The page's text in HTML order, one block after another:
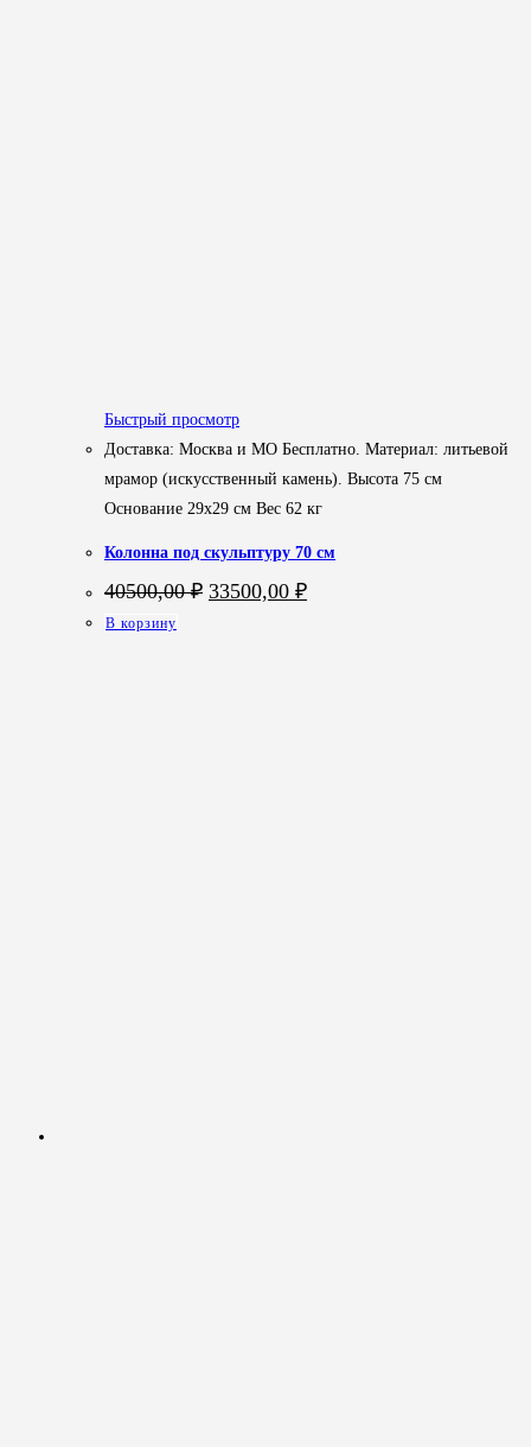
Быстрый просмотр
Доставка: Москва и МО Бесплатно. Материал: литьевой
мрамор (искусственный камень). Высота 75 см
Основание 29х29 см Вес 62 кг
Колонна под скульптуру 70 см
40500,00₽ Первоначальная
33500,00 ₽Текущая
В корзину